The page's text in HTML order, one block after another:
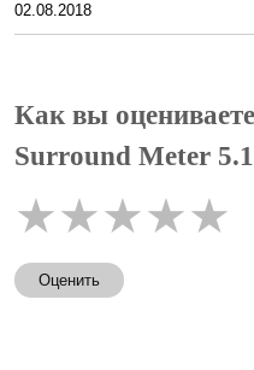
02.08.2018
Как вы
Surround Meter
★★★★★
Оценить